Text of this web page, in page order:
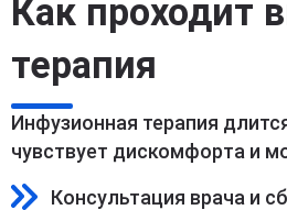
Как проходит
терапия
Инфузионная терапия
чувствует дискомфорта и
Консультация врача и